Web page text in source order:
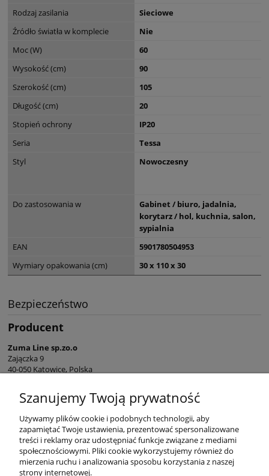
Rodzaj zasilania
Sieciowe
Źródło światła w komplecie
Nie
Moc (W)
60
Wysokość (cm)
90
Szerokość (cm)
105
Długość (cm)
20
Stopień ochrony
IP20
Seria
Tessa
Styl
Nowoczesny
Do zastosowania w
Gabinet / biuro, jadalnia,
korytarz / hol, kuchnia, salon,
sypialnia
EAN
5901780504953
Wymiary opakowania (cm)
30 x 110 x 30
Bezpieczeństwo
Producent
Zuma Line sp.zo.o
Zajączka 9
40-050 Katowice, Polska
+48 32 730 66 10
KONTAKT
Szanujemy Twoją prywatność
Używamy plików cookie i podobnych technologii, aby
zapamiętać Twoje ustawienia, prezentować spersonalizowane
treści i reklamy oraz udostępniać funkcje związane z mediami
społecznościowymi. Pliki cookie wykorzystujemy również do
mierzenia ruchu i analizowania sposobu korzystania z naszej
strony internetowej.